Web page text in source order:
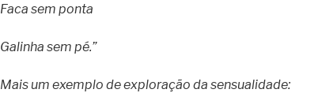
Faca sem ponta
Galinha sem pé.”
Mais um exemplo de exploração da sensualidade: